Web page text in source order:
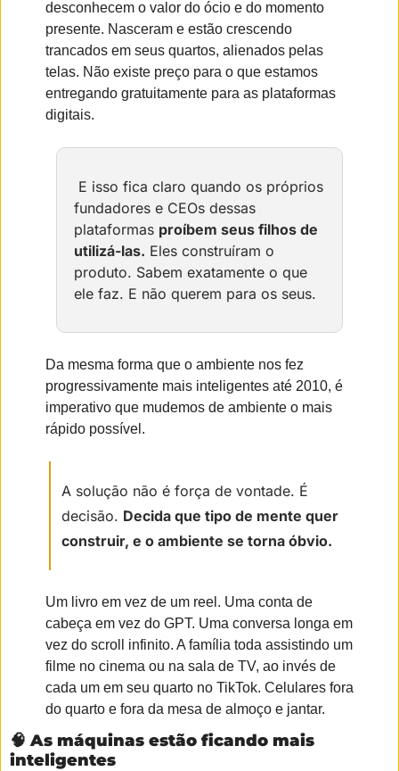
desconhecem o valor do ócio e do momento
presente. Nasceram e estão crescendo
trancados em seus quartos, alienados pelas
telas. Não existe preço para o que estamos
entregando gratuitamente para as plataformas
digitais.
fundadores e CEOs dessas
plataformas proíbem seus filhos de
utilizá-las. Eles construíram o
produto. Sabem exatamente o que
ele faz. E não querem para os seus.
Da mesma forma que o ambiente nos fez
progressivamente mais inteligentes até 2010, é
imperativo que mudemos de ambiente o mais
rápido possível.
A solução não é força de vontade. É
decisão. Decida que tipo de mente quer
construir, e o ambiente se torna óbvio.
Um livro em vez de um reel. Uma conta de
cabeça em vez do GPT. Uma conversa longa em
vez do scroll infinito. A família toda assistindo um
filme no cinema ou na sala de TV, ao invés de
cada um em seu quarto no TikTok. Celulares fora
do quarto e fora da mesa de almoço e jantar.
🧠 As máquinas estão ficando mais
inteligentes